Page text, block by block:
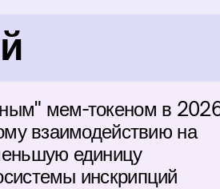
мем-токеном в
взаимодействию на
единицу
инскрипций